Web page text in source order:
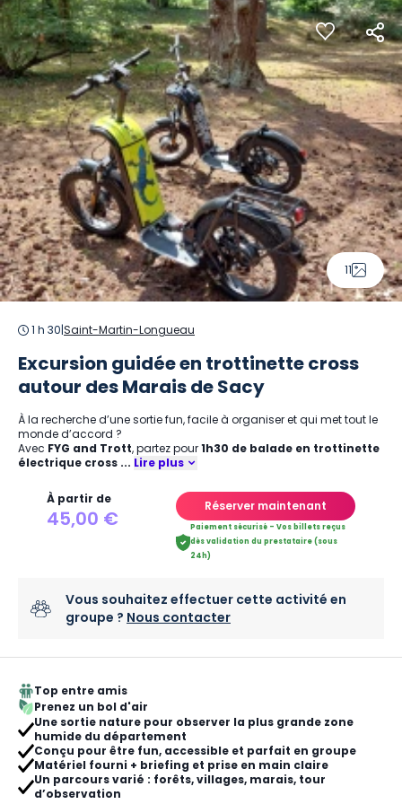
Panneau de gestion des cookies
11
1 h 30|Saint-Martin-Longueau
Excursion guidée en trottinette cross
autour des Marais de Sacy
À la recherche d’une sortie fun, facile à organiser et qui met tout le
monde d’accord ?
Avec FYG and Trott, partez pour1h30 de balade en trottinette
électrique cross ... Lire plus
À partir de
45,00 €
Réserver maintenant
Paiement sécurisé - Vos billets reçus
dès validation du prestataire (sous
24h)
Vous souhaitez effectuer cette activité en
groupe ? Nous contacter
Top entre amis
Prenez un bol d'air
Une sortie nature pour observer la plus grande zone
humide du département
Conçu pour être fun, accessible et parfait en groupe
Matériel fourni + briefing et prise en main claire
Un parcours varié : forêts, villages, marais, tour
d’observation